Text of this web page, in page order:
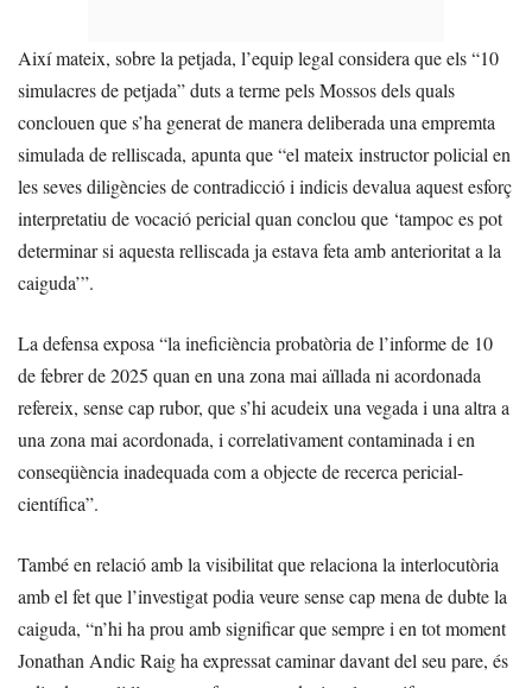
Així mateix, sobre la petjada, l’equip legal considera que els “10
simulacres de petjada” duts a terme pels Mossos dels quals
conclouen que s’ha generat de manera deliberada una empremta
simulada de relliscada, apunta que “el mateix instructor policial en
les seves diligències de contradicció i indicis devalua aquest esforç
interpretatiu de vocació pericial quan conclou que ‘tampoc es pot
determinar si aquesta relliscada ja estava feta amb anterioritat a la
caiguda’”.
La defensa exposa “la ineficiència probatòria de l’informe de 10
de febrer de 2025 quan en una zona mai aïllada ni acordonada
refereix, sense cap rubor, que s’hi acudeix una vegada i una altra a
una zona mai acordonada, i correlativament contaminada i en
conseqüència inadequada com a objecte de recerca pericial-
científica”.
També en relació amb la visibilitat que relaciona la interlocutòria
amb el fet que l’investigat podia veure sense cap mena de dubte la
caiguda, “n’hi ha prou amb significar que sempre i en tot moment
Jonathan Andic Raig ha expressat caminar davant del seu pare, és